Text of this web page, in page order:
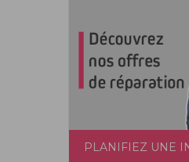
PLANIFIEZ UNE